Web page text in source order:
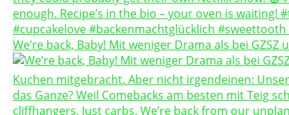
We’re back, Baby! Mit weniger Drama als bei GZSZ u